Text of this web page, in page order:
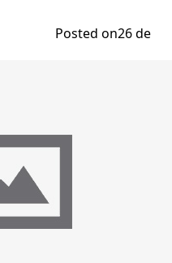
Posted on26 de